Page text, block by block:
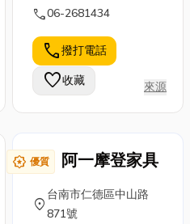
時候就
少人想
「水電
」找材
手
車、家電等眾
多行業。 富評
金屬 沖壓加工
的主要特徵 效
率高 ...
call06-2681434
call撥打電話
favorite收藏 來源
award_star 優質 阿一摩登家具
location_on
台南市仁德區中山路
871號